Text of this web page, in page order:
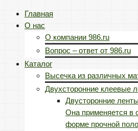
Главная
О нас
О компании 986.ru
Вопрос – ответ от 986.ru
Каталог
Высечка из различных
Двухсторонние клеевые
Двусторонние
Она применяется в
форме прочной